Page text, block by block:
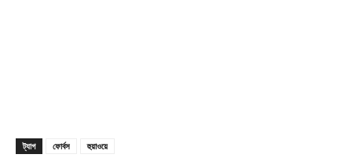
ট্যাগ ফোর্বস হুয়াওয়ে